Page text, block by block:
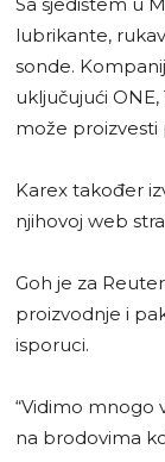
lubrikante,
sonde.
uključujući ONE,
može proizvesti
Karex također
njihovoj web
Goh je za
proizvodnje i
isporuci.
“Vidimo mnogo
na brodovima